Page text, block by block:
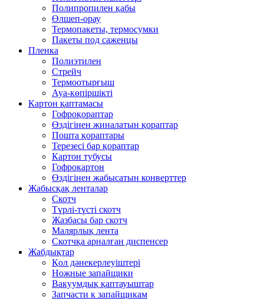
Полипропилен қабы
Өлшеп-орау
Термопакеты, термосумки
Пакеты под саженцы
Пленка
Полиэтилен
Стрейч
Термоотырғыш
Ауа-көпіршікті
Картон қаптамасы
Гофроқораптар
Өздігінен жиналатын қораптар
Пошта қораптары
Терезесі бар қораптар
Картон тубусы
Гофрокартон
Өздігінен жабысатын конверттер
Жабысқақ ленталар
Скотч
Түрлі-түсті скотч
Жазбасы бар скотч
Малярлық лента
Скотчқа арналған диспенсер
Жабдықтар
Қол дәнекерлеуіштері
Ножные запайщики
Вакуумдық қаптауыштар
Запчасти к запайщикам